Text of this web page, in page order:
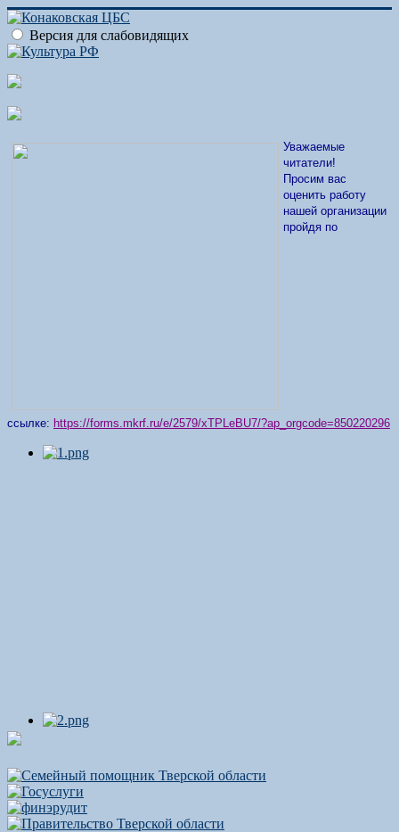
Версия для слабовидящих
Уважаемые
читатели!
Просим вас
оценить работу
нашей организации
пройдя по
ссылке: https://forms.mkrf.ru/e/2579/xTPLeBU7/?ap_orgcode=850220296